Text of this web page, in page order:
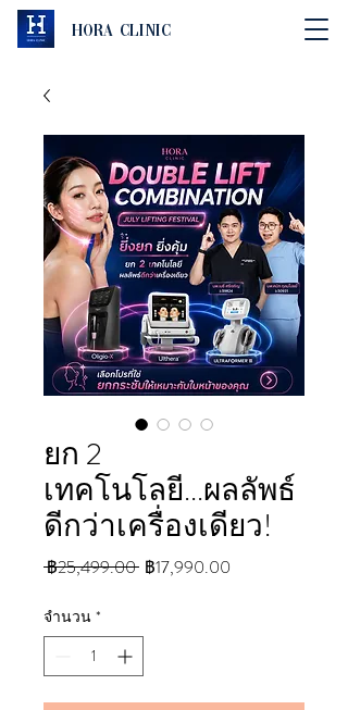
Hora Clinic
ยก 2
เทคโนโลยี...ผลลัพธ์
ดีกว่าเครื่องเดียว!
฿25,499.00 ราคา
฿17,990.00
จำนวน *